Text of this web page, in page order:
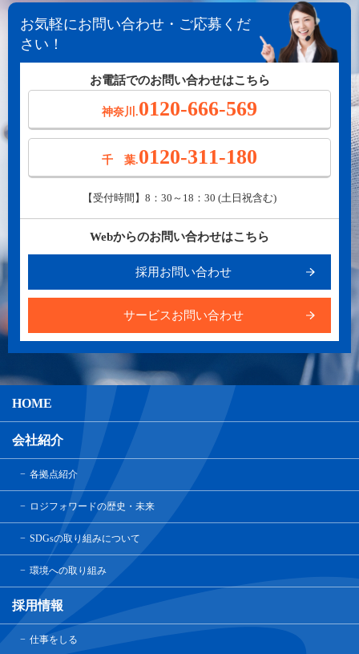
お気軽にお問い合わせ・ご応募くだ
さい！
お電話でのお問い合わせはこちら
神奈川.0120-666-569
千 葉.0120-311-180
【受付時間】8：30～18：30 (土日祝含む)
Webからのお問い合わせはこちら
採用お問い合わせ
サービスお問い合わせ
HOME
会社紹介
各拠点紹介
ロジフォワードの歴史・未来
SDGsの取り組みについて
環境への取り組み
採用情報
仕事をしる